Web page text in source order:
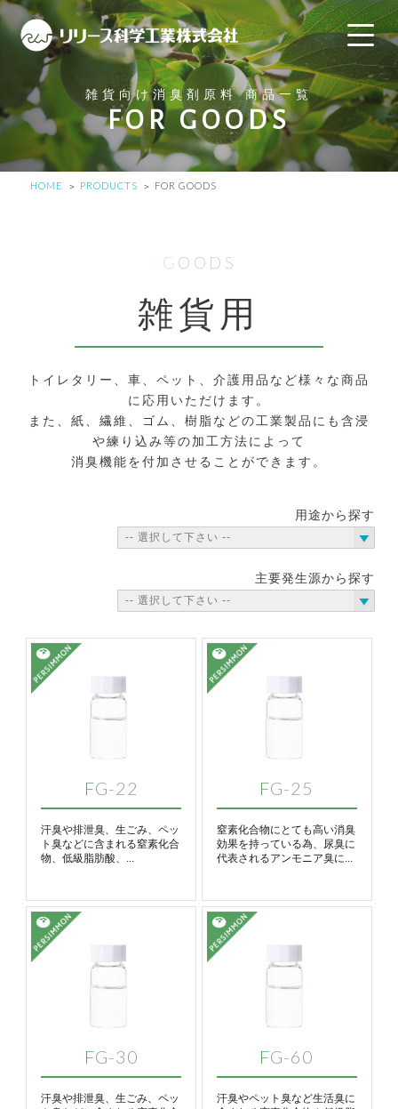
雑貨向け消臭剤原料 商品一覧
FOR GOODS
HOME PRODUCTS FOR GOODS
GOODS
雑貨用
トイレタリー、車、ペット、介護用品など様々な商品
に応用いただけます。
また、紙、繊維、ゴム、樹脂などの工業製品にも含浸
や練り込み等の加工方法によって
消臭機能を付加させることができます。
用途から探す
主要発生源から探す
FG-22
汗臭や排泄臭、生ごみ、ペッ
ト臭などに含まれる窒素化合
物、低級脂肪酸、...
FG-25
窒素化合物にとても高い消臭
効果を持っている為、尿臭に
代表されるアンモニア臭に...
FG-30
汗臭や排泄臭、生ごみ、ペッ
FG-60
汗臭やペット臭など生活臭に